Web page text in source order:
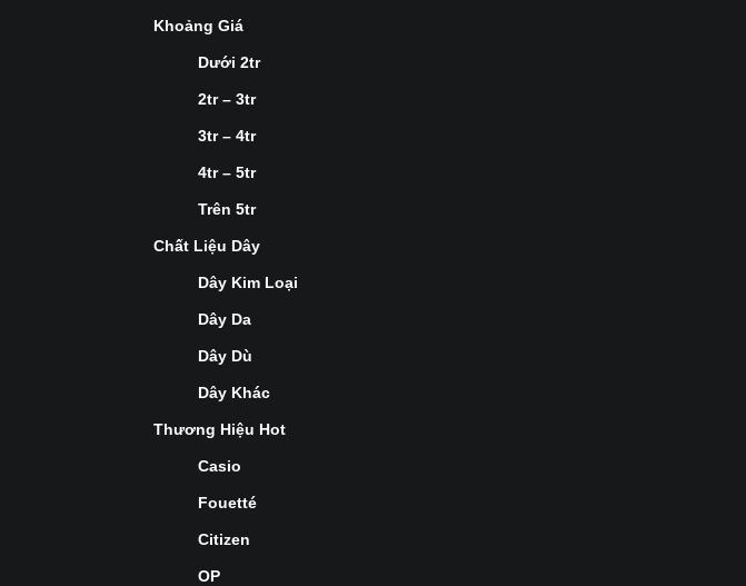
Khoảng Giá
Dưới 2tr
2tr – 3tr
3tr – 4tr
4tr – 5tr
Trên 5tr
Chất Liệu Dây
Dây Kim Loại
Dây Da
Dây Dù
Dây Khác
Thương Hiệu Hot
Casio
Fouetté
Citizen
OP